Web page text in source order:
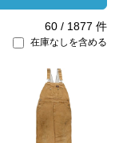
60 / 1877 件
在庫なしを含める